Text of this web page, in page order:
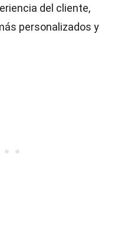
del cliente,
personalizados y